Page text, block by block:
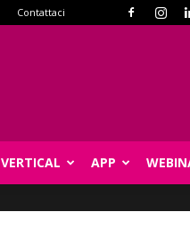
Contattaci
VERTICAL APP